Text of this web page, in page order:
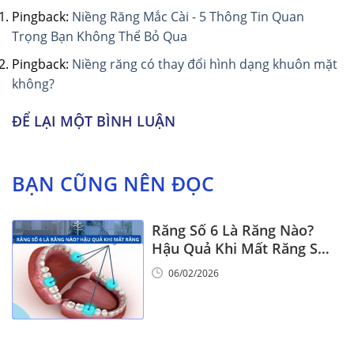
Pingback: Niềng Răng Mắc Cài - 5 Thông Tin Quan
Trọng Bạn Không Thể Bỏ Qua
Pingback: Niềng răng có thay đổi hình dạng khuôn mặt
không?
ĐỂ LẠI MỘT BÌNH LUẬN
BẠN CŨNG NÊN ĐỌC
Răng Số 6 Là Răng Nào?
Hậu Quả Khi Mất Răng Số
6
06/02/2026